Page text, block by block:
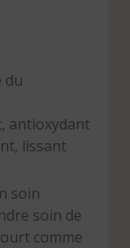
du
antioxydant
lissant
soin
soin de
comme